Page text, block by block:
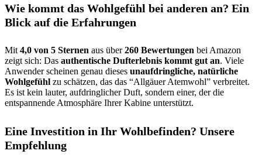
Wie kommt das Wohlgefühl bei anderen an? Ein
Blick auf die Erfahrungen
Mit 4,0 von 5 Sternen aus über260 Bewertungen bei Amazon
zeigt sich: Das authentische Dufterlebnis kommt gut an. Viele
Anwender scheinen genau dieses unaufdringliche, natürliche
Wohlgefühl zu schätzen, das das “Allgäuer Atemwohl” verbreitet.
Es ist kein lauter, aufdringlicher Duft, sondern einer, der die
entspannende Atmosphäre Ihrer Kabine unterstützt.
Eine Investition in Ihr Wohlbefinden? Unsere
Empfehlung